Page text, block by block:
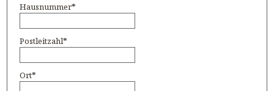
Hausnummer*
Postleitzahl*
Ort*